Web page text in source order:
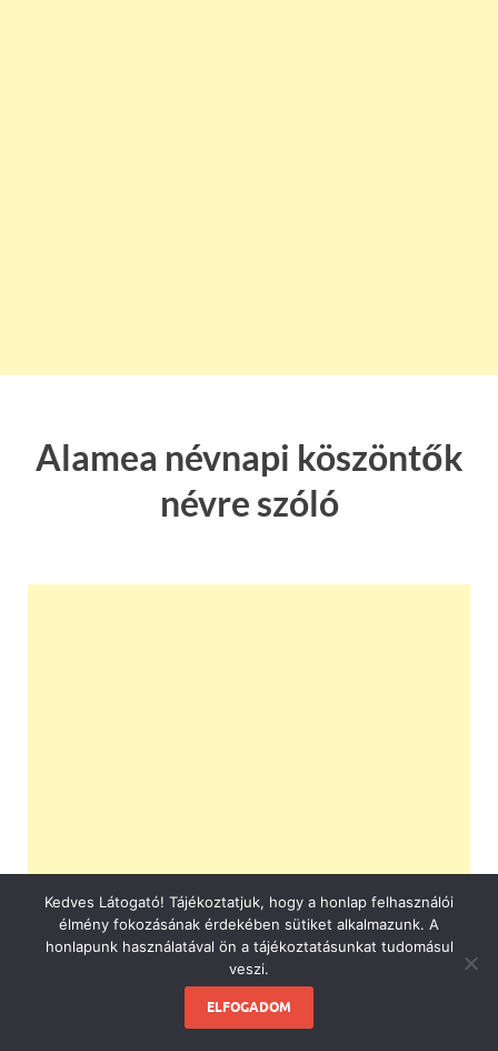
Alamea névnapi köszöntők
névre szóló
Kedves Látogató! Tájékoztatjuk, hogy a honlap felhasználói
élmény fokozásának érdekében sütiket alkalmazunk. A
honlapunk használatával ön a tájékoztatásunkat tudomásul
veszi.
ELFOGADOM